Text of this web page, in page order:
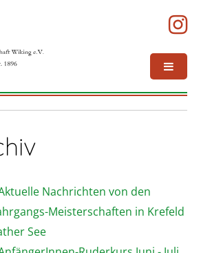
Nachrichten von den
Meisterschaften in Krefeld
See